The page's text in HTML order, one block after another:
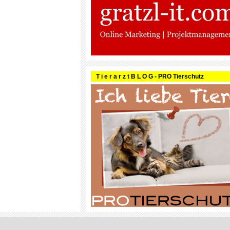
T i e r a r z t B L O G - PRO Tierschutz